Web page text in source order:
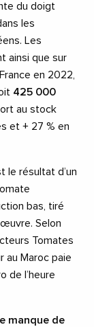
du doigt
les
Les
ainsi que sur
en 2022,
425 000
au stock
et + 27 % en
le résultat d’un
bas, tiré
Selon
Tomates
au Maroc paie
de l’heure
le manque de